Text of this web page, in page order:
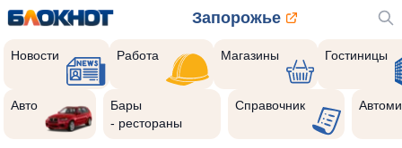
Запорожье
Новости Работа Магазины Гостиницы
Авто
Бары
- рестораны
Справочник